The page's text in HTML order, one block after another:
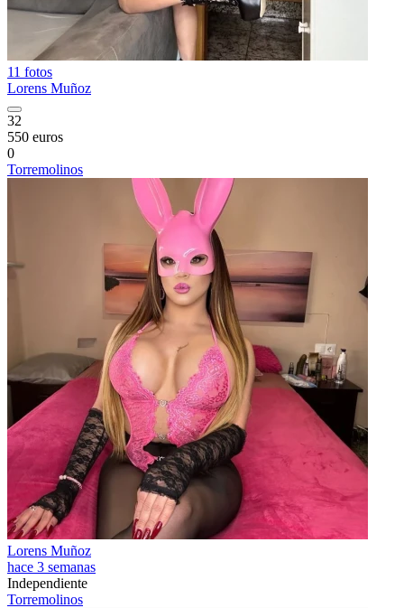
11 fotos
Lorens Muñoz
32
550 euros
0
Torremolinos
Lorens Muñoz
hace 3 semanas
Independiente
Torremolinos